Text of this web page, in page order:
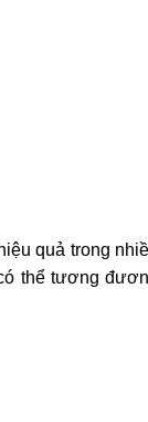
quả trong
thể tương